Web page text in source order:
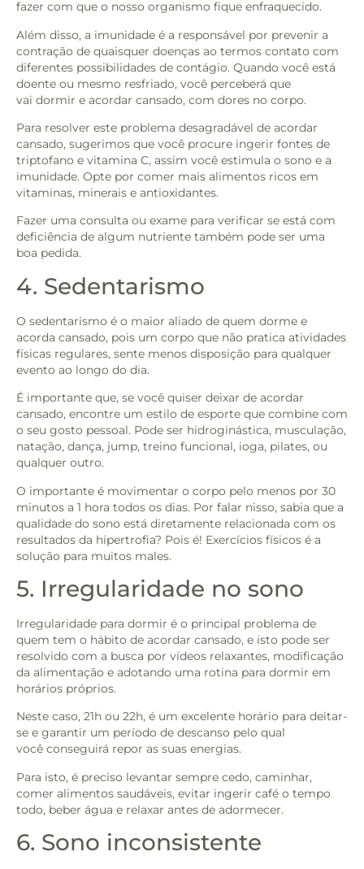
fazer com que o nosso organismo fique enfraquecido.
Além disso, a imunidade é a responsável por prevenir a
contração de quaisquer doenças ao termos contato com
diferentes possibilidades de contágio. Quando você está
doente ou mesmo resfriado, você perceberá que
vai dormir e acordar cansado, com dores no corpo.
Para resolver este problema desagradável de acordar
cansado, sugerimos que você procure ingerir fontes de
triptofano e vitamina C, assim você estimula o sono e a
imunidade. Opte por comer mais alimentos ricos em
vitaminas, minerais e antioxidantes.
Fazer uma consulta ou exame para verificar se está com
deficiência de algum nutriente também pode ser uma
boa pedida.
4. Sedentarismo
O sedentarismo é o maior aliado de quem dorme e
acorda cansado, pois um corpo que não pratica atividades
físicas regulares, sente menos disposição para qualquer
evento ao longo do dia.
É importante que, se você quiser deixar de acordar
cansado, encontre um estilo de esporte que combine com
o seu gosto pessoal. Pode ser hidroginástica, musculação,
natação, dança, jump, treino funcional, ioga, pilates, ou
qualquer outro.
O importante é movimentar o corpo pelo menos por 30
minutos a 1 hora todos os dias. Por falar nisso, sabia que a
qualidade do sono está diretamente relacionada com os
resultados da hipertrofia? Pois é! Exercícios físicos é a
solução para muitos males.
5. Irregularidade no sono
Irregularidade para dormir é o principal problema de
quem tem o hábito de acordar cansado, e isto pode ser
resolvido com a busca por vídeos relaxantes, modificação
da alimentação e adotando uma rotina para dormir em
horários próprios.
Neste caso, 21h ou 22h, é um excelente horário para deitar-
se e garantir um período de descanso pelo qual
você conseguirá repor as suas energias.
Para isto, é preciso levantar sempre cedo, caminhar,
comer alimentos saudáveis, evitar ingerir café o tempo
todo, beber água e relaxar antes de adormecer.
6. Sono inconsistente